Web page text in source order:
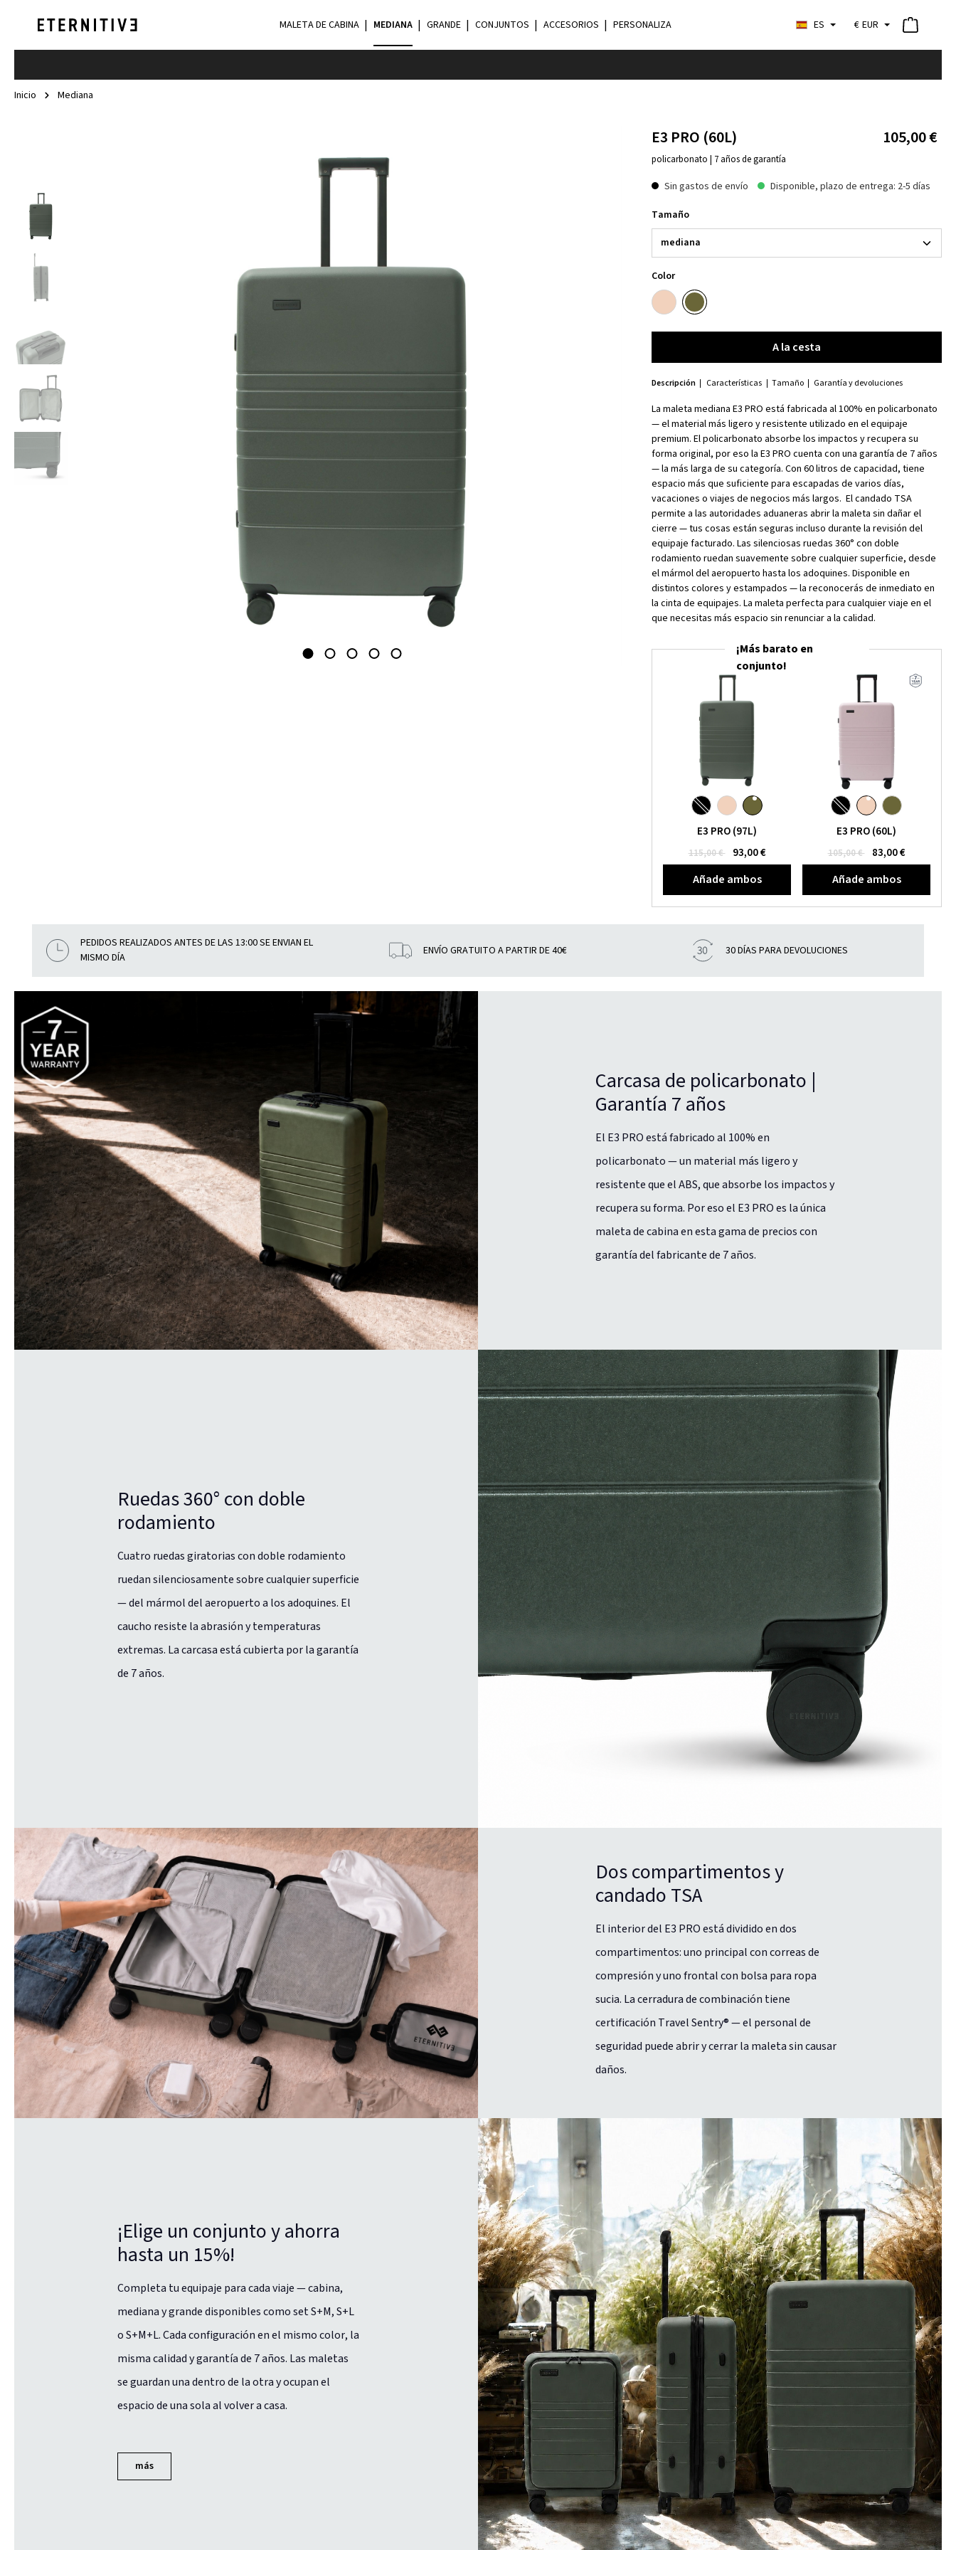
MALETA DE CABINA MEDIANA GRANDE CONJUNTOS ACCESORIOS PERSONALIZA ES € EUR
Inicio Mediana
E3 PRO (60L)
policarbonato | 7 años de garantía
105,00 €
Sin gastos de envío
Disponible, plazo de entrega: 2-5 días
Tamaño
Color
A la cesta
A la cesta
Descripción
La maleta mediana E3 PRO está fabricada al 100% en policarbonato
— el material más ligero y resistente utilizado en el equipaje
premium. El policarbonato absorbe los impactos y recupera su
forma original, por eso la E3 PRO cuenta con una garantía de 7 años
— la más larga de su categoría. Con 60 litros de capacidad, tiene
espacio más que suficiente para escapadas de varios días,
vacaciones o viajes de negocios más largos. El candado TSA
permite a las autoridades aduaneras abrir la maleta sin dañar el
cierre — tus cosas están seguras incluso durante la revisión del
equipaje facturado. Las silenciosas ruedas 360° con doble
rodamiento ruedan suavemente sobre cualquier superficie, desde
el mármol del aeropuerto hasta los adoquines. Disponible en
distintos colores y estampados — la reconocerás de inmediato en
la cinta de equipajes. La maleta perfecta para cualquier viaje en el
que necesitas más espacio sin renunciar a la calidad.
Características Tamaño Garantía y devoluciones
¡Más barato en
conjunto!
E3 PRO (97L)
115,00 € 93,00 €
Añade ambos
E3 PRO (60L)
105,00 € 83,00 €
Añade ambos
PEDIDOS REALIZADOS ANTES DE LAS 13:00 SE ENVIAN EL
MISMO DÍA
ENVÍO GRATUITO A PARTIR DE 40€ 30 DÍAS PARA DEVOLUCIONES
Carcasa de policarbonato |
Garantía 7 años
El E3 PRO está fabricado al 100% en
policarbonato — un material más ligero y
resistente que el ABS, que absorbe los impactos y
recupera su forma. Por eso el E3 PRO es la única
maleta de cabina en esta gama de precios con
garantía del fabricante de 7 años.
Ruedas 360° con doble
rodamiento
Cuatro ruedas giratorias con doble rodamiento
ruedan silenciosamente sobre cualquier superficie
— del mármol del aeropuerto a los adoquines. El
caucho resiste la abrasión y temperaturas
extremas. La carcasa está cubierta por la garantía
de 7 años.
Dos compartimentos y
candado TSA
El interior del E3 PRO está dividido en dos
compartimentos: uno principal con correas de
compresión y uno frontal con bolsa para ropa
sucia. La cerradura de combinación tiene
certificación Travel Sentry® — el personal de
seguridad puede abrir y cerrar la maleta sin causar
daños.
¡Elige un conjunto y ahorra
hasta un 15%!
Completa tu equipaje para cada viaje — cabina,
mediana y grande disponibles como set S+M, S+L
o S+M+L. Cada configuración en el mismo color, la
misma calidad y garantía de 7 años. Las maletas
se guardan una dentro de la otra y ocupan el
espacio de una sola al volver a casa.
más